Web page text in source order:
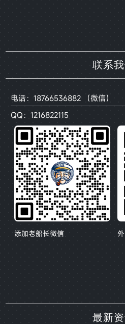
联系
电话：18766536882 （微信）
QQ：1216822115
添加老船长微信
最新